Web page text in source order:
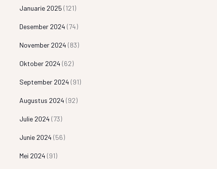
Januarie 2025 (121)
Desember 2024 (74)
November 2024 (83)
Oktober 2024 (62)
September 2024 (91)
Augustus 2024 (92)
Julie 2024 (73)
Junie 2024 (56)
Mei 2024 (91)